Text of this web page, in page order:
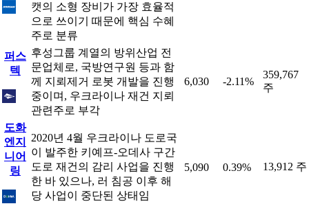
캣의 소형 장비가 가장 효율적
으로 쓰이기 때문에 핵심 수혜
주로 분류
퍼스
텍
후성그룹 계열의 방위산업 전
문업체로, 국방연구원 등과 함
께 지뢰제거 로봇 개발을 진행
중이며, 우크라이나 재건 지뢰
관련주로 부각
6,030 -2.11%
359,767
주
도화
엔지
니어
링
2020년 4월 우크라이나 도로국
이 발주한 키예프-오데사 구간
도로 재건의 감리 사업을 진행
한 바 있으나, 러 침공 이후 해
당 사업이 중단된 상태임
5,090 0.39% 13,912 주